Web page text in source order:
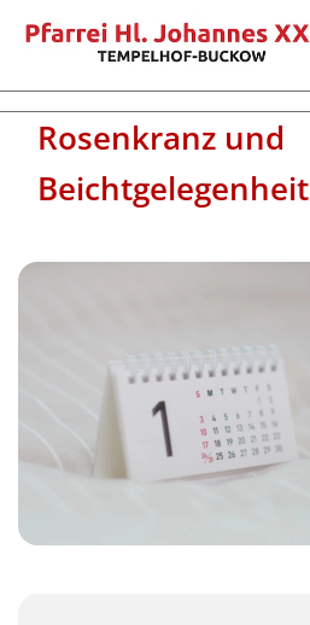
Rosenkranz und
Beichtgelegenheit